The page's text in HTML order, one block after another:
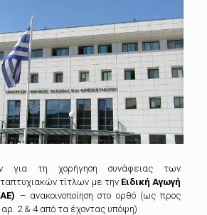
για τη χορήγηση συνάφειας των
τίτλων με την Ειδική Αγωγή
– ανακοινοποίηση στο ορθό (ως προς
αρ. 2 & 4 από τα έχοντας υπόψη)